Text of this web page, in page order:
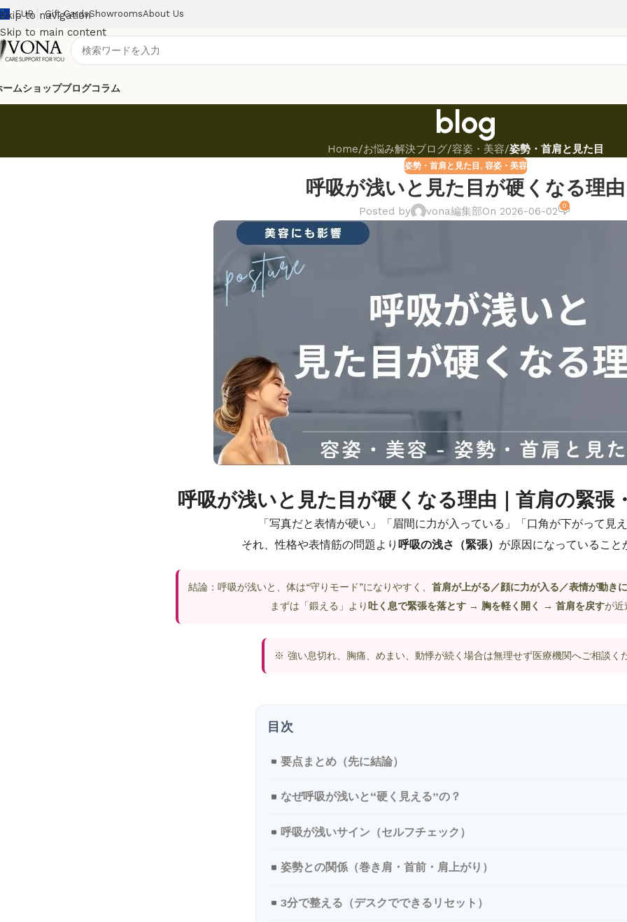
Skip to navigation
Skip to main content
EUR Gift CardsShowroomsAbout Us
ームショップブログコラム
blog
Home/お悩み解決ブログ/容姿・美容/姿勢・首肩と見た目
姿勢・首肩と見た目 , 容姿・美容
呼吸が浅いと見た目が硬くなる理由
Posted by vona編集部On 2026-06-02 0
呼吸が浅いと見た目が硬くなる理由｜首肩の緊張
「写真だと表情が硬い」「眉間に力が入っている」「口角が下がって
それ、性格や表情筋の問題より 呼吸の浅さ（緊張） が原因になっていること
結論：呼吸が浅いと、体は“守りモード”になりやすく、 首肩が上がる／顔に力が入る／表情が動き
まずは「鍛える」より吐く息で緊張を落とす → 胸を軽く開く → 首肩を戻すが近
※ 強い息切れ、胸痛、めまい、動悸が続く場合は無理せず医療機関へご相談く
要点まとめ（先に結論）
なぜ呼吸が浅いと“硬く見える”の？
呼吸が浅いサイン（セルフチェック）
姿勢との関係（巻き肩・首前・肩上がり）
3分で整える（デスクでできるリセット）